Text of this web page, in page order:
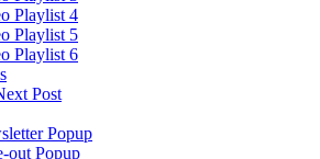
Playlist 4
Playlist 5
Playlist 6
Post
Popup
out Popup